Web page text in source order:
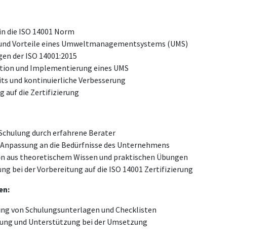
die ISO 14001 Norm
Vorteile eines Umweltmanagementsystems (UMS)
der ISO 14001:2015
und Implementierung eines UMS
und kontinuierliche Verbesserung
auf die Zertifizierung
durch erfahrene Berater
an die Bedürfnisse des Unternehmens
aus theoretischem Wissen und praktischen Übungen
bei der Vorbereitung auf die ISO 14001 Zertifizierung
von Schulungsunterlagen und Checklisten
und Unterstützung bei der Umsetzung